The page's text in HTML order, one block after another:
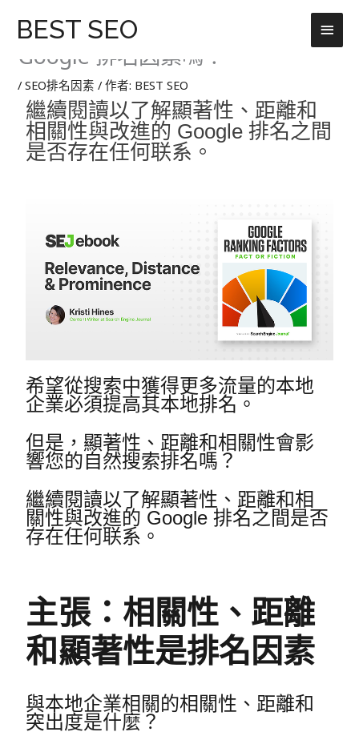
BEST SEO
主
要
70.相關性、距離和顯著性是
Google 排名因素嗎？
/SEO排名因素 / 作者: BEST SEO
繼續閱讀以了解顯著性、距離和
相關性與改進的 Google 排名之間
是否存在任何联系。
希望從搜索中獲得更多流量的本地
企業必須提高其本地排名。
但是，顯著性、距離和相關性會影
響您的自然搜索排名嗎？
繼續閱讀以了解顯著性、距離和相
關性與改進的 Google 排名之間是否
存在任何联系。
主張：相關性、距離
和顯著性是排名因素
與本地企業相關的相關性、距離和
突出度是什麼？